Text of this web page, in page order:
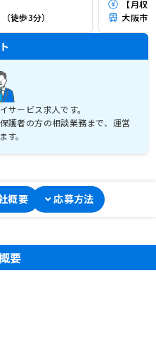
徒歩3分）
【月収
大阪市
ービス求人です。
護者の方の相談業務まで、運営
概要 応募方法
要